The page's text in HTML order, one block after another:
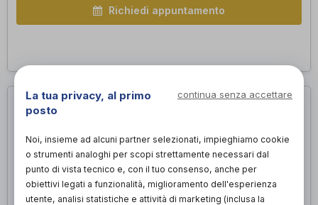
Richiedi appuntamento
La tua privacy, al primo
posto
continua senza accettare
Noi, insieme ad alcuni partner selezionati, impieghiamo cookie
o strumenti analoghi per scopi strettamente necessari dal
punto di vista tecnico e, con il tuo consenso, anche per
obiettivi legati a funzionalità, miglioramento dell'esperienza
utente, analisi statistiche e attività di marketing (inclusa la